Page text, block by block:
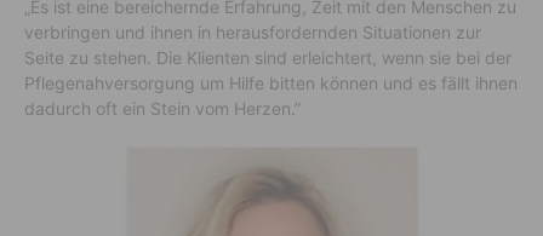
„Es ist eine bereichernde Erfahrung, Zeit mit den Menschen zu
verbringen und ihnen in herausfordernden Situationen zur
Seite zu stehen. Die Klienten sind erleichtert, wenn sie bei der
Pflegenahversorgung um Hilfe bitten können und es fällt ihnen
dadurch oft ein Stein vom Herzen.”